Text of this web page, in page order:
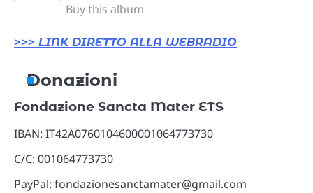
Buy this album
>>> LINK DIRETTO ALLA WEBRADIO
Donazioni
Fondazione Sancta Mater ETS
IBAN: IT42A0760104600001064773730
C/C: 001064773730
PayPal: fondazionesanctamater@gmail.com